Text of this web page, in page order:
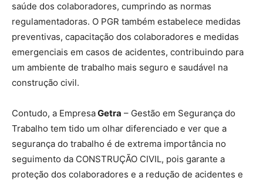
saúde dos colaboradores, cumprindo as normas
regulamentadoras. O PGR também estabelece medidas
preventivas, capacitação dos colaboradores e medidas
emergenciais em casos de acidentes, contribuindo para
um ambiente de trabalho mais seguro e saudável na
construção civil.
Contudo, a EmpresaGetra – Gestão em Segurança do
Trabalho tem tido um olhar diferenciado e ver que a
segurança do trabalho é de extrema importância no
seguimento da CONSTRUÇÃO CIVIL, pois garante a
proteção dos colaboradores e a redução de acidentes e